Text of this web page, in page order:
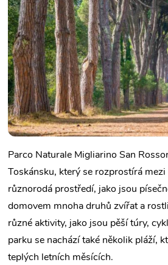
Parco Naturale Migliarino San
Toskánsku, který se rozprostírá
různorodá prostředí, jako jsou
domovem mnoha druhů zvířat a
různé aktivity, jako jsou pěší túry,
parku se nachází také několik pláží,
teplých letních měsících.